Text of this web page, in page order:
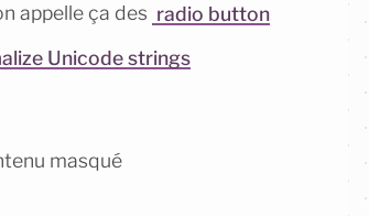
appelle ça des radio button
Unicode strings
masqué